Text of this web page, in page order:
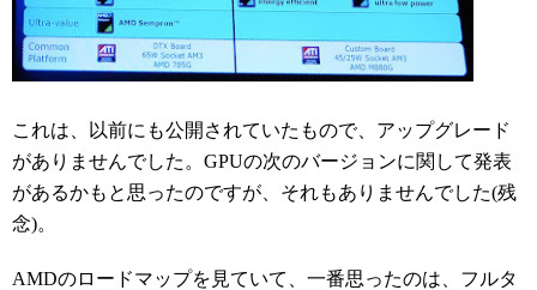
これは、以前にも公開されていたもので、アップグレード
がありませんでした。GPUの次のバージョンに関して発表
があるかもと思ったのですが、それもありませんでした(残
念)。
AMDのロードマップを見ていて、一番思ったのは、フルタ